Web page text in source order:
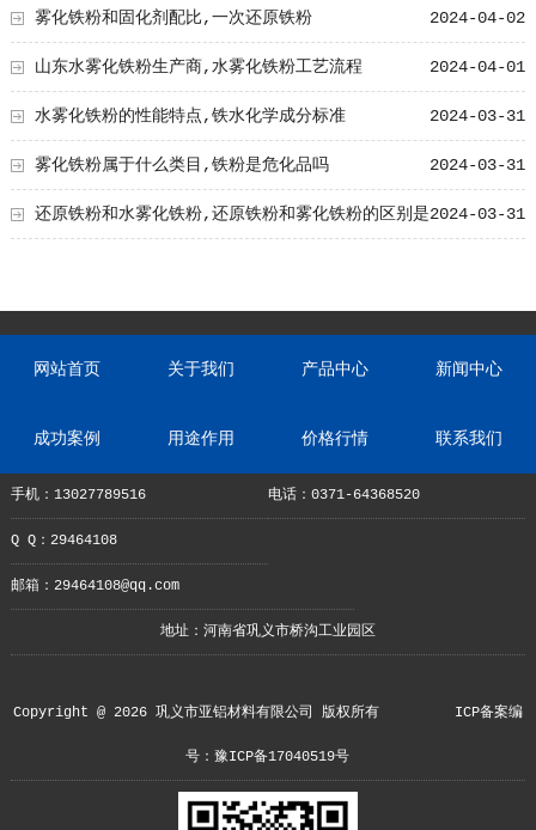
2024-04-02
雾化铁粉和固化剂配比,一次还原铁粉
2024-04-01
山东水雾化铁粉生产商,水雾化铁粉工艺流程
2024-03-31
水雾化铁粉的性能特点,铁水化学成分标准
2024-03-31
雾化铁粉属于什么类目,铁粉是危化品吗
2024-03-31
还原铁粉和水雾化铁粉,还原铁粉和雾化铁粉的区别是
网站首页 关于我们 产品中心 新闻中心
成功案例 用途作用 价格行情 联系我们
手机：13027789516 电话：0371-64368520
Q Q：29464108
邮箱：29464108@qq.com
地址：河南省巩义市桥沟工业园区
Copyright @ 2026 巩义市亚铝材料有限公司 版权所有 ICP备案编
号：豫ICP备17040519号